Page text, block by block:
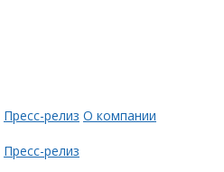
Пресс-релиз О компании
Пресс-релиз